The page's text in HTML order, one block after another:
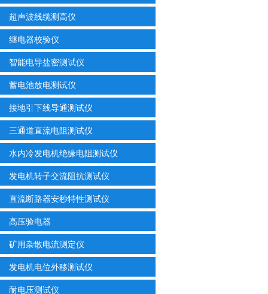
超声波线缆测高仪
继电器校验仪
智能电导盐密测试仪
蓄电池放电测试仪
接地引下线导通测试仪
三通道直流电阻测试仪
水内冷发电机绝缘电阻测试仪
发电机转子交流阻抗测试仪
直流断路器安秒特性测试仪
高压验电器
矿用杂散电流测定仪
发电机电位外移测试仪
耐电压测试仪